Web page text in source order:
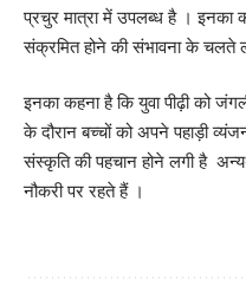
प्रचुर मात्रा में उपलब्ध है । इनका
संक्रमित होने की संभावना के चलते
इनका कहना है कि युवा पीढ़ी को
के दौरान बच्चों को अपने पहाड़ी
संस्कृति की पहचान होने लगी है
नौकरी पर रहते हैं ।